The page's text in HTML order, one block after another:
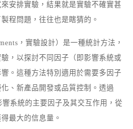
來安排實驗，結果就是實驗不確實甚
程問題，往往也是瞎猜的。
，實驗設計）是一種統計方法，
，以探討不同因子（即影響系統或
。這種方法特別適用於需要多因子
、新產品開發或品質控制。透過
系統的主要因子及其交互作用，從
最大的信息量。